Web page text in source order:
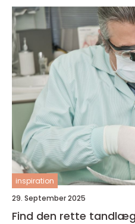
inspiration
29. September 2025
Find den rette